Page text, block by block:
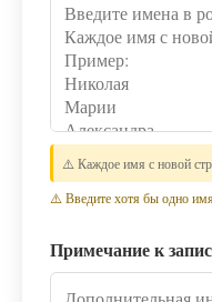
⚠️ Каждое имя с новой
⚠️ Введите хотя бы одно
Примечание к